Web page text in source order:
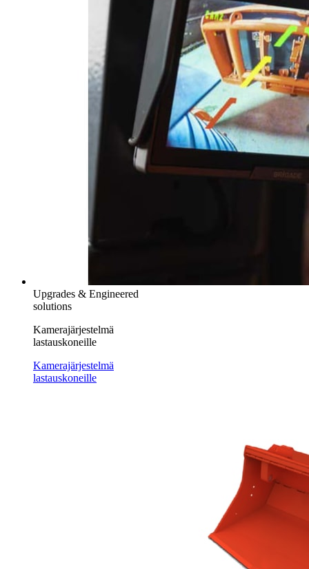
Upgrades & Engineered
solutions
Kamerajärjestelmä
lastauskoneille
Kamerajärjestelmä
lastauskoneille